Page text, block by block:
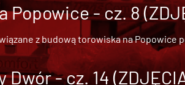
Popowice - cz. 8
z budową torowiska na Popowice
Dwór - cz. 14